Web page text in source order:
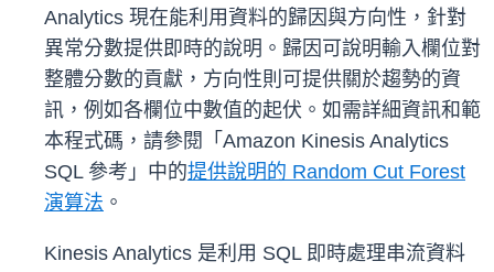
Analytics 現在能利用資料的歸因與方向性，針對
異常分數提供即時的說明。歸因可說明輸入欄位對
整體分數的貢獻，方向性則可提供關於趨勢的資
訊，例如各欄位中數值的起伏。如需詳細資訊和範
本程式碼，請參閱「Amazon Kinesis Analytics
SQL 參考」中的提供說明的 Random Cut Forest
演算法 。
Kinesis Analytics 是利用 SQL 即時處理串流資料